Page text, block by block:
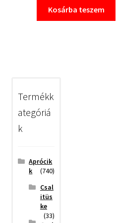
Kosárba teszem
Termékk
ategóriá
k
Aprócik
k
(740)
Csal
itüs
ke
(33)